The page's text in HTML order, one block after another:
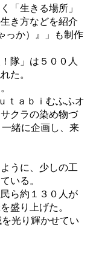
「生きる場所」
き方などを紹介
っか）』」も制作
隊」は５００人
た。
ｔａｂｉむふふオ
クラの染め物づ
緒に企画し、来
うに、少しの工
いる。
ら約１３０人が
盛り上げた。
光り輝かせてい